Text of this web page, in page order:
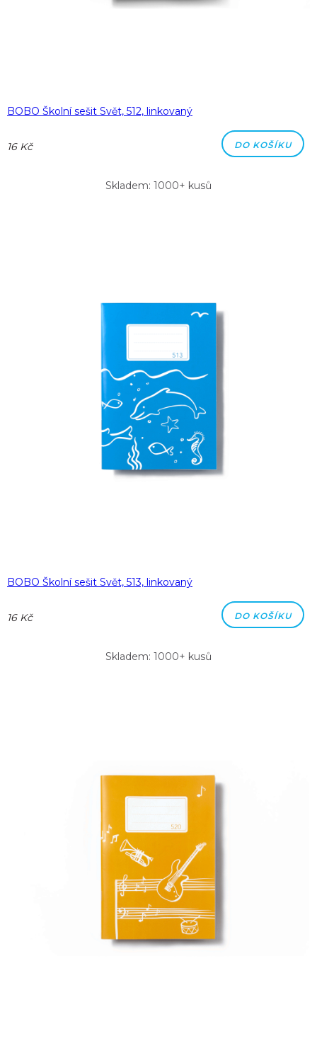
BOBO Školní sešit Svět, 512, linkovaný
16 Kč DO KOŠÍKU
Skladem: 1000+ kusů
BOBO Školní sešit Svět, 513, linkovaný
16 Kč DO KOŠÍKU
Skladem: 1000+ kusů